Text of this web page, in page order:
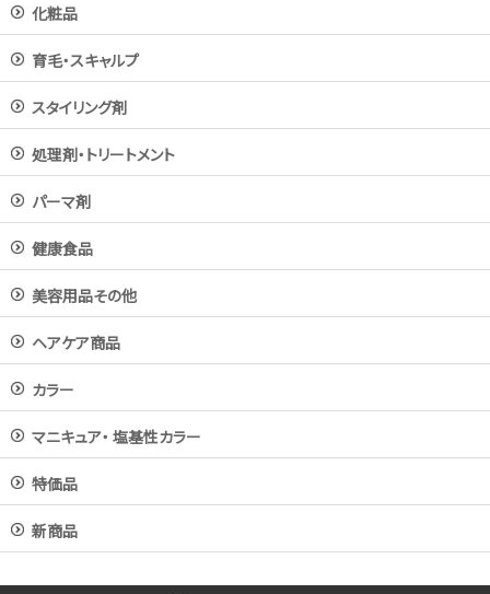
化粧品
育毛・スキャルプ
スタイリング剤
処理剤・トリートメント
パーマ剤
健康食品
美容用品その他
ヘアケア商品
カラー
マニキュア・ 塩基性カラー
特価品
新商品